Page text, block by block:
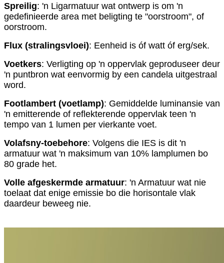
Spreilig: 'n Ligarmatuur wat ontwerp is om 'n
gedefinieerde area met beligting te "oorstroom", of
oorstroom.
Flux (stralingsvloei): Eenheid is óf watt óf erg/sek.
Voetkers: Verligting op 'n oppervlak geproduseer deur
'n puntbron wat eenvormig by een candela uitgestraal
word.
Footlambert (voetlamp): Gemiddelde luminansie van
'n emitterende of reflekterende oppervlak teen 'n
tempo van 1 lumen per vierkante voet.
Volafsny-toebehore: Volgens die IES is dit 'n
armatuur wat 'n maksimum van 10% lamplumen bo
80 grade het.
Volle afgeskermde armatuur: 'n Armatuur wat nie
toelaat dat enige emissie bo die horisontale vlak
daardeur beweeg nie.